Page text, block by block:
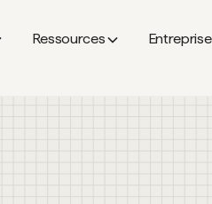
Ressources Entreprise